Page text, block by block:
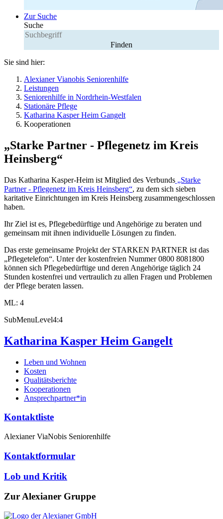
Zur Suche
Suche
Sie sind hier:
Alexianer Vianobis Seniorenhilfe
Leistungen
Seniorenhilfe in Nordrhein-Westfalen
Stationäre Pflege
Katharina Kasper Heim Gangelt
Kooperationen
„Starke Partner - Pflegenetz im Kreis
Heinsberg“
Das Katharina Kasper-Heim ist Mitglied des Verbunds „Starke
Partner - Pflegenetz im Kreis Heinsberg“, zu dem sich sieben
karitative Einrichtungen im Kreis Heinsberg zusammengeschlossen
haben.
Ihr Ziel ist es, Pflegebedürftige und Angehörige zu beraten und
gemeinsam mit ihnen individuelle Lösungen zu finden.
Das erste gemeinsame Projekt der STARKEN PARTNER ist das
„Pflegetelefon“. Unter der kostenfreien Nummer 0800 8081800
können sich Pflegebedürftige und deren Angehörige täglich 24
Stunden kostenfrei und vertraulich zu allen Fragen und Problemen
der Pflege beraten lassen.
ML: 4
SubMenuLevel4:4
Katharina Kasper Heim Gangelt
Leben und Wohnen
Kosten
Qualitätsberichte
Kooperationen
Ansprechpartner*in
Kontaktliste
Alexianer ViaNobis Seniorenhilfe
Kontaktformular
Lob und Kritik
Zur Alexianer Gruppe